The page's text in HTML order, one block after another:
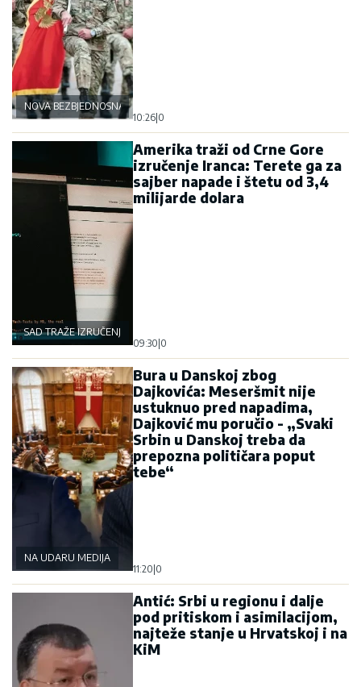
NOVA BEZBJEDNOSNA OSOVINA
10:26 0
SAD TRAŽE IZRUČENJE
Amerika traži od Crne Gore
izručenje Iranca: Terete ga za
sajber napade i štetu od 3,4
milijarde dolara
09:30 0
NA UDARU MEDIJA
Bura u Danskoj zbog
Dajkovića: Meseršmit nije
ustuknuo pred napadima,
Dajković mu poručio - „Svaki
Srbin u Danskoj treba da
prepozna političara poput
tebe“
11:20 0
Antić: Srbi u regionu i dalje
pod pritiskom i asimilacijom,
najteže stanje u Hrvatskoj i na
KiM